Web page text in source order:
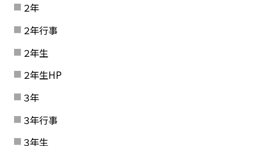
２年
２年行事
２年生
２年生HP
３年
３年行事
３年生